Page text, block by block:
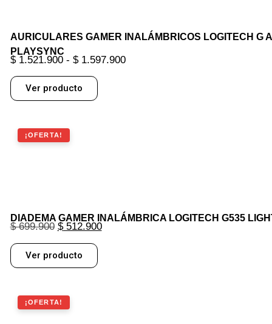
AURICULARES GAMER INALÁMBRICOS LOGITECH G
PLAYSYNC
$1.521.900 - $1.597.900
Ver producto
¡OFERTA!
DIADEMA GAMER INALÁMBRICA LOGITECH G535
$699.900 $512.900
Ver producto
¡OFERTA!